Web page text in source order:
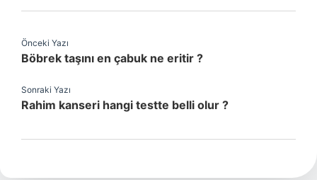
Önceki Yazı
Böbrek taşını en çabuk ne eritir ?
Sonraki Yazı
Rahim kanseri hangi testte belli olur ?